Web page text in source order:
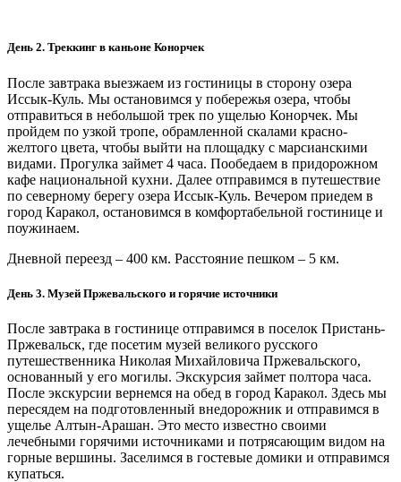
День 2. Треккинг в каньоне Конорчек
После завтрака выезжаем из гостиницы в сторону озера
Иссык-Куль. Мы остановимся у побережья озера, чтобы
отправиться в небольшой трек по ущелью Конорчек. Мы
пройдем по узкой тропе, обрамленной скалами красно-
желтого цвета, чтобы выйти на площадку с марсианскими
видами. Прогулка займет 4 часа. Пообедаем в придорожном
кафе национальной кухни. Далее отправимся в путешествие
по северному берегу озера Иссык-Куль. Вечером приедем в
город Каракол, остановимся в комфортабельной гостинице и
поужинаем.
Дневной переезд – 400 км. Расстояние пешком – 5 км.
День 3. Музей Пржевальского и горячие источники
После завтрака в гостинице отправимся в поселок Пристань-
Пржевальск, где посетим музей великого русского
путешественника Николая Михайловича Пржевальского,
основанный у его могилы. Экскурсия займет полтора часа.
После экскурсии вернемся на обед в город Каракол. Здесь мы
пересядем на подготовленный внедорожник и отправимся в
ущелье Алтын-Арашан. Это место известно своими
лечебными горячими источниками и потрясающим видом на
горные вершины. Заселимся в гостевые домики и отправимся
купаться.